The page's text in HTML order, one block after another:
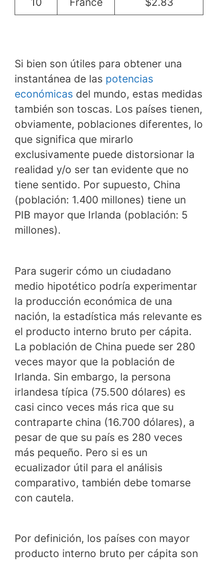
Si bien son útiles para obtener una
instantánea de las potencias
económicas del mundo, estas medidas
también son toscas. Los países tienen,
obviamente, poblaciones diferentes, lo
que significa que mirarlo
exclusivamente puede distorsionar la
realidad y/o ser tan evidente que no
tiene sentido. Por supuesto, China
(población: 1.400 millones) tiene un
PIB mayor que Irlanda (población: 5
millones).
Para sugerir cómo un ciudadano
medio hipotético podría experimentar
la producción económica de una
nación, la estadística más relevante es
el producto interno bruto per cápita.
La población de China puede ser 280
veces mayor que la población de
Irlanda. Sin embargo, la persona
irlandesa típica (75.500 dólares) es
casi cinco veces más rica que su
contraparte china (16.700 dólares), a
pesar de que su país es 280 veces
más pequeño. Pero si es un
ecualizador útil para el análisis
comparativo, también debe tomarse
con cautela.
Por definición, los países con mayor
producto interno bruto per cápita son